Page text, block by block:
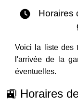
Horaires
Voici la liste des
l'arrivée de la
éventuelles.
🚉 Horaires